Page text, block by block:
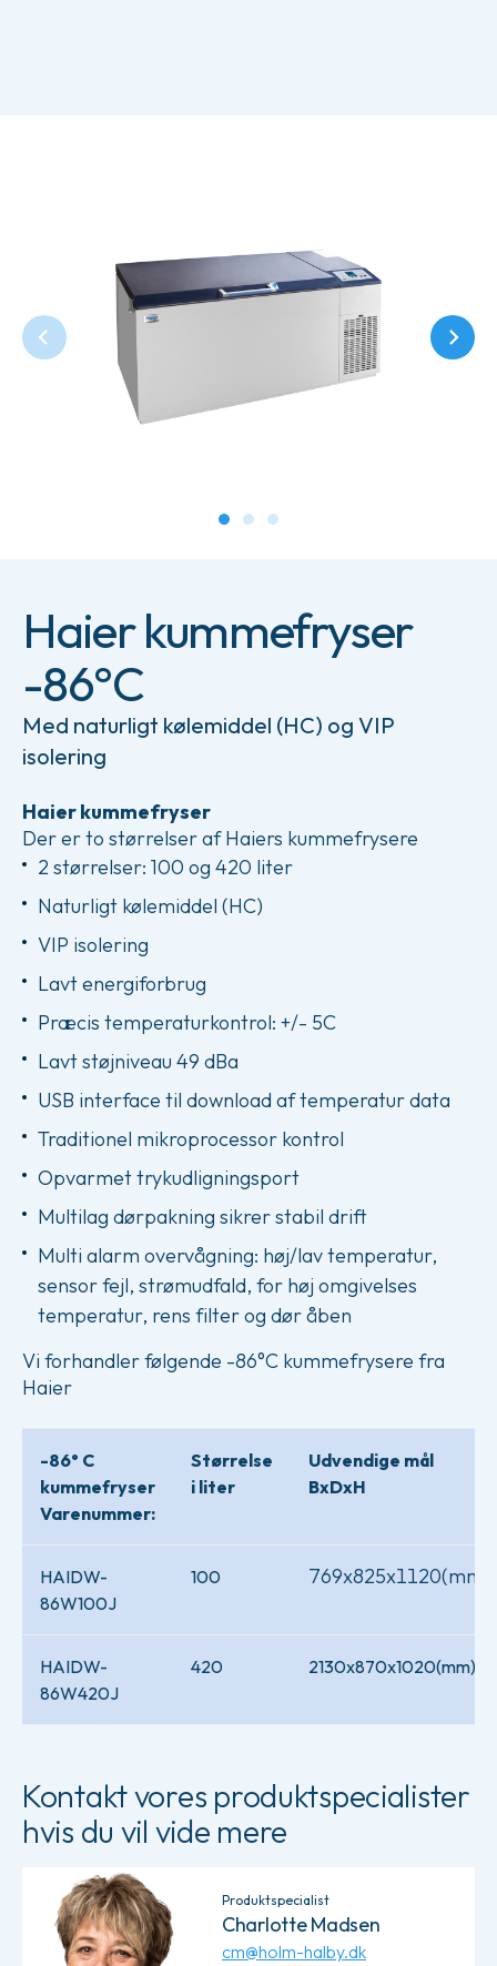
Haier kummefryser
-86°C
Med naturligt kølemiddel (HC) og VIP
isolering
Haier kummefryser
Der er to størrelser af Haiers kummefrysere
2 størrelser: 100 og 420 liter
Naturligt kølemiddel (HC)
VIP isolering
Lavt energiforbrug
Præcis temperaturkontrol: +/- 5C
Lavt støjniveau 49 dBa
USB interface til download af temperatur data
Traditionel mikroprocessor kontrol
Opvarmet trykudligningsport
Multilag dørpakning sikrer stabil drift
Multi alarm overvågning: høj/lav temperatur,
sensor fejl, strømudfald, for høj omgivelses
temperatur, rens filter og dør åben
Vi forhandler følgende -86°C kummefrysere fra
Haier
-86° C
kummefryser
Varenummer:
Størrelse
i liter
Udvendige mål
BxDxH
HAIDW-
86W100J
100 769x825x1120(mm)
HAIDW-
86W420J
420 2130x870x1020(mm)
Kontakt vores produktspecialister
hvis du vil vide mere
Produktspecialist
Charlotte Madsen
cm@holm-halby.dk